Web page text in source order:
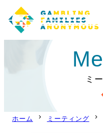
ミ
ホーム ミーティング